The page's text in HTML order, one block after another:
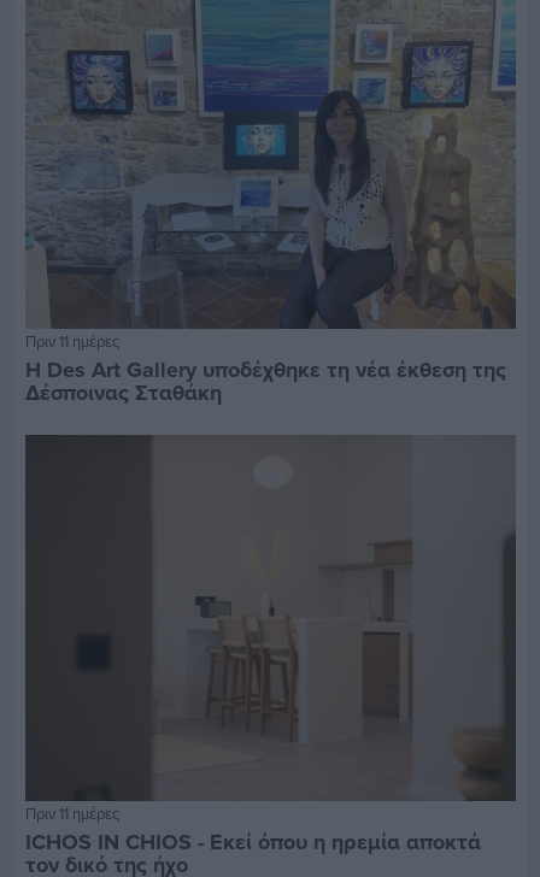
Πριν 11 ημέρες
Η Des Art Gallery υποδέχθηκε τη νέα έκθεση της
Δέσποινας Σταθάκη
Πριν 11 ημέρες
ICHOS IN CHIOS - Εκεί όπου η ηρεμία αποκτά
τον δικό της ήχο